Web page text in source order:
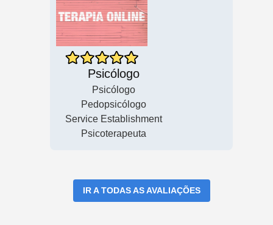
Psicólogo
Psicólogo
Pedopsicólogo
Service Establishment
Psicoterapeuta
IR A TODAS AS AVALIAÇÕES